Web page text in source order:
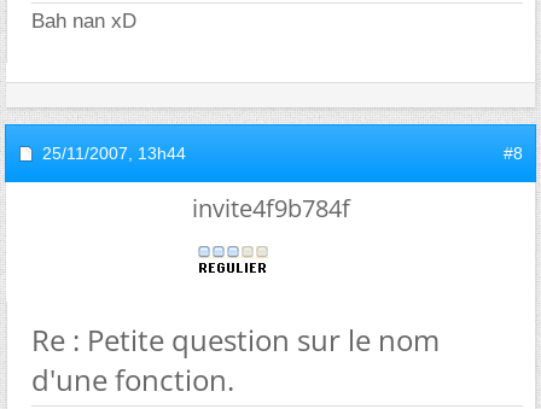
Bah nan xD
25/11/2007, 13h44 #8
invite4f9b784f
Re : Petite question sur le nom
d'une fonction.